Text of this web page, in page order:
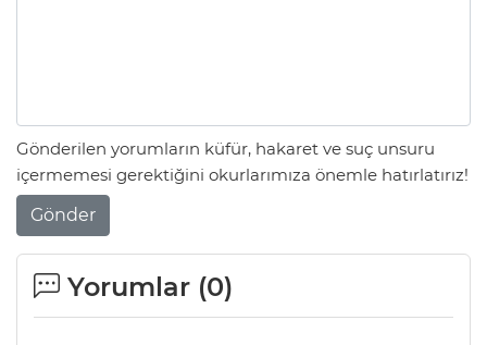
Gönderilen yorumların küfür, hakaret ve suç unsuru
içermemesi gerektiğini okurlarımıza önemle hatırlatırız!
Gönder
Yorumlar (0)